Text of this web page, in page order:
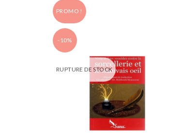
PROMO !
-10%
RUPTURE DE STOCK